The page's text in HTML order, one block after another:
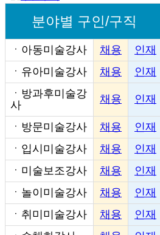
분야별 구인/구직
ㆍ 아동미술강사 채용
인재
ㆍ 유아미술강사 채용
인재
ㆍ 방과후미술강
사
채용 인재
ㆍ 방문미술강사 채용
인재
ㆍ 입시미술강사 채용
인재
ㆍ 미술보조강사 채용
인재
ㆍ 놀이미술강사 채용
인재
ㆍ 취미미술강사 채용
인재